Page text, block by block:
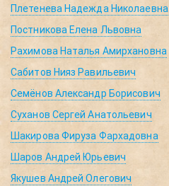
Плетенева Надежда Николаевна
Постникова Елена Львовна
Рахимова Наталья Амирхановна
Сабитов Нияз Равильевич
Семёнов Александр Борисович
Суханов Сергей Анатольевич
Шакирова Фируза Фархадовна
Шаров Андрей Юрьевич
Якушев Андрей Олегович